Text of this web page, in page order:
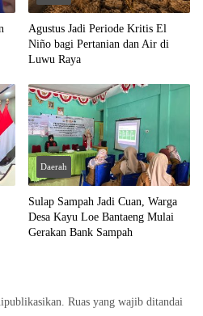
Agustus Jadi Periode Kritis El
Niño bagi Pertanian dan Air di
Luwu Raya
Daerah
Sulap Sampah Jadi Cuan, Warga
Desa Kayu Loe Bantaeng Mulai
Gerakan Bank Sampah
Ruas yang wajib ditandai